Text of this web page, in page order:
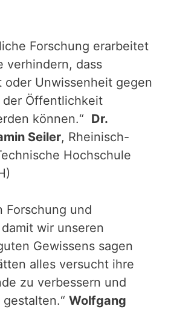
Forschung erarbeitet
verhindern, dass
oder Unwissenheit gegen
der Öffentlichkeit
können.“ Dr.
Seiler, Rheinisch-
Hochschule
Forschung und
wir unseren
Gewissens sagen
alles versucht ihre
zu verbessern und
Wolfgang